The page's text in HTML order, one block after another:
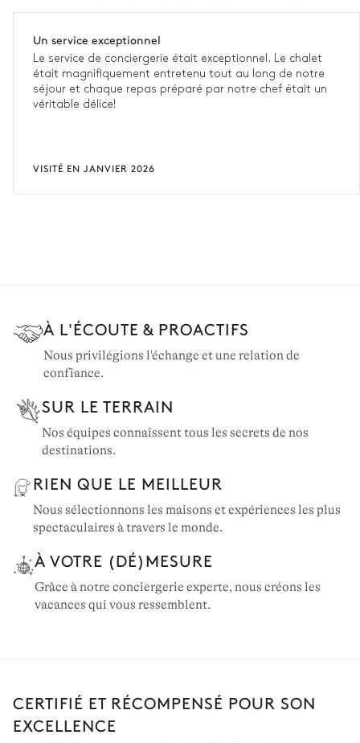
Un service exceptionnel
Le service de conciergerie était exceptionnel. Le chalet
était magnifiquement entretenu tout au long de notre
séjour et chaque repas préparé par notre chef était un
véritable délice!
VISITÉ EN JANVIER 2026
À L'ÉCOUTE & PROACTIFS
Nous privilégions l'échange et une relation de
confiance.
SUR LE TERRAIN
Nos équipes connaissent tous les secrets de nos
destinations.
RIEN QUE LE MEILLEUR
Nous sélectionnons les maisons et expériences les plus
spectaculaires à travers le monde.
À VOTRE (DÉ)MESURE
Grâce à notre conciergerie experte, nous créons les
vacances qui vous ressemblent.
CERTIFIÉ ET RÉCOMPENSÉ POUR SON
EXCELLENCE